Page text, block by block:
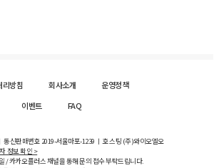
리방침 회사소개
운영정책
이벤트 FAQ
통신판매번호 2019-서울마포-1239 ㅣ 호스팅 (주)와이오엘오
정보 확인 >
/ 카카오플러스 채널을 통해 문의 접수 부탁드립니다.